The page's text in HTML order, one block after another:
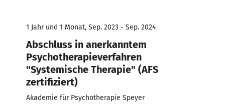
1 Jahr und 1 Monat, Sep. 2023 - Sep. 2024
Abschluss in anerkanntem
Psychotherapieverfahren
"Systemische Therapie" (AFS
zertifiziert)
Akademie für Psychotherapie Speyer